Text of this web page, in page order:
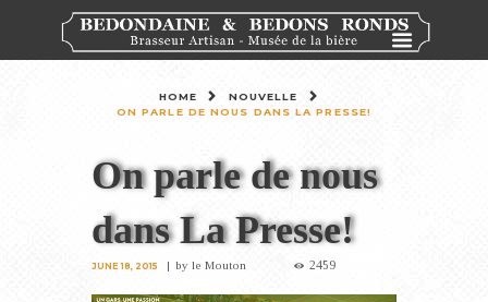
HOME
NOUVELLE
ON PARLE DE NOUS DANS LA PRESSE!
On parle de nous
dans La Presse!
JUNE 18, 2015 byle Mouton 2459